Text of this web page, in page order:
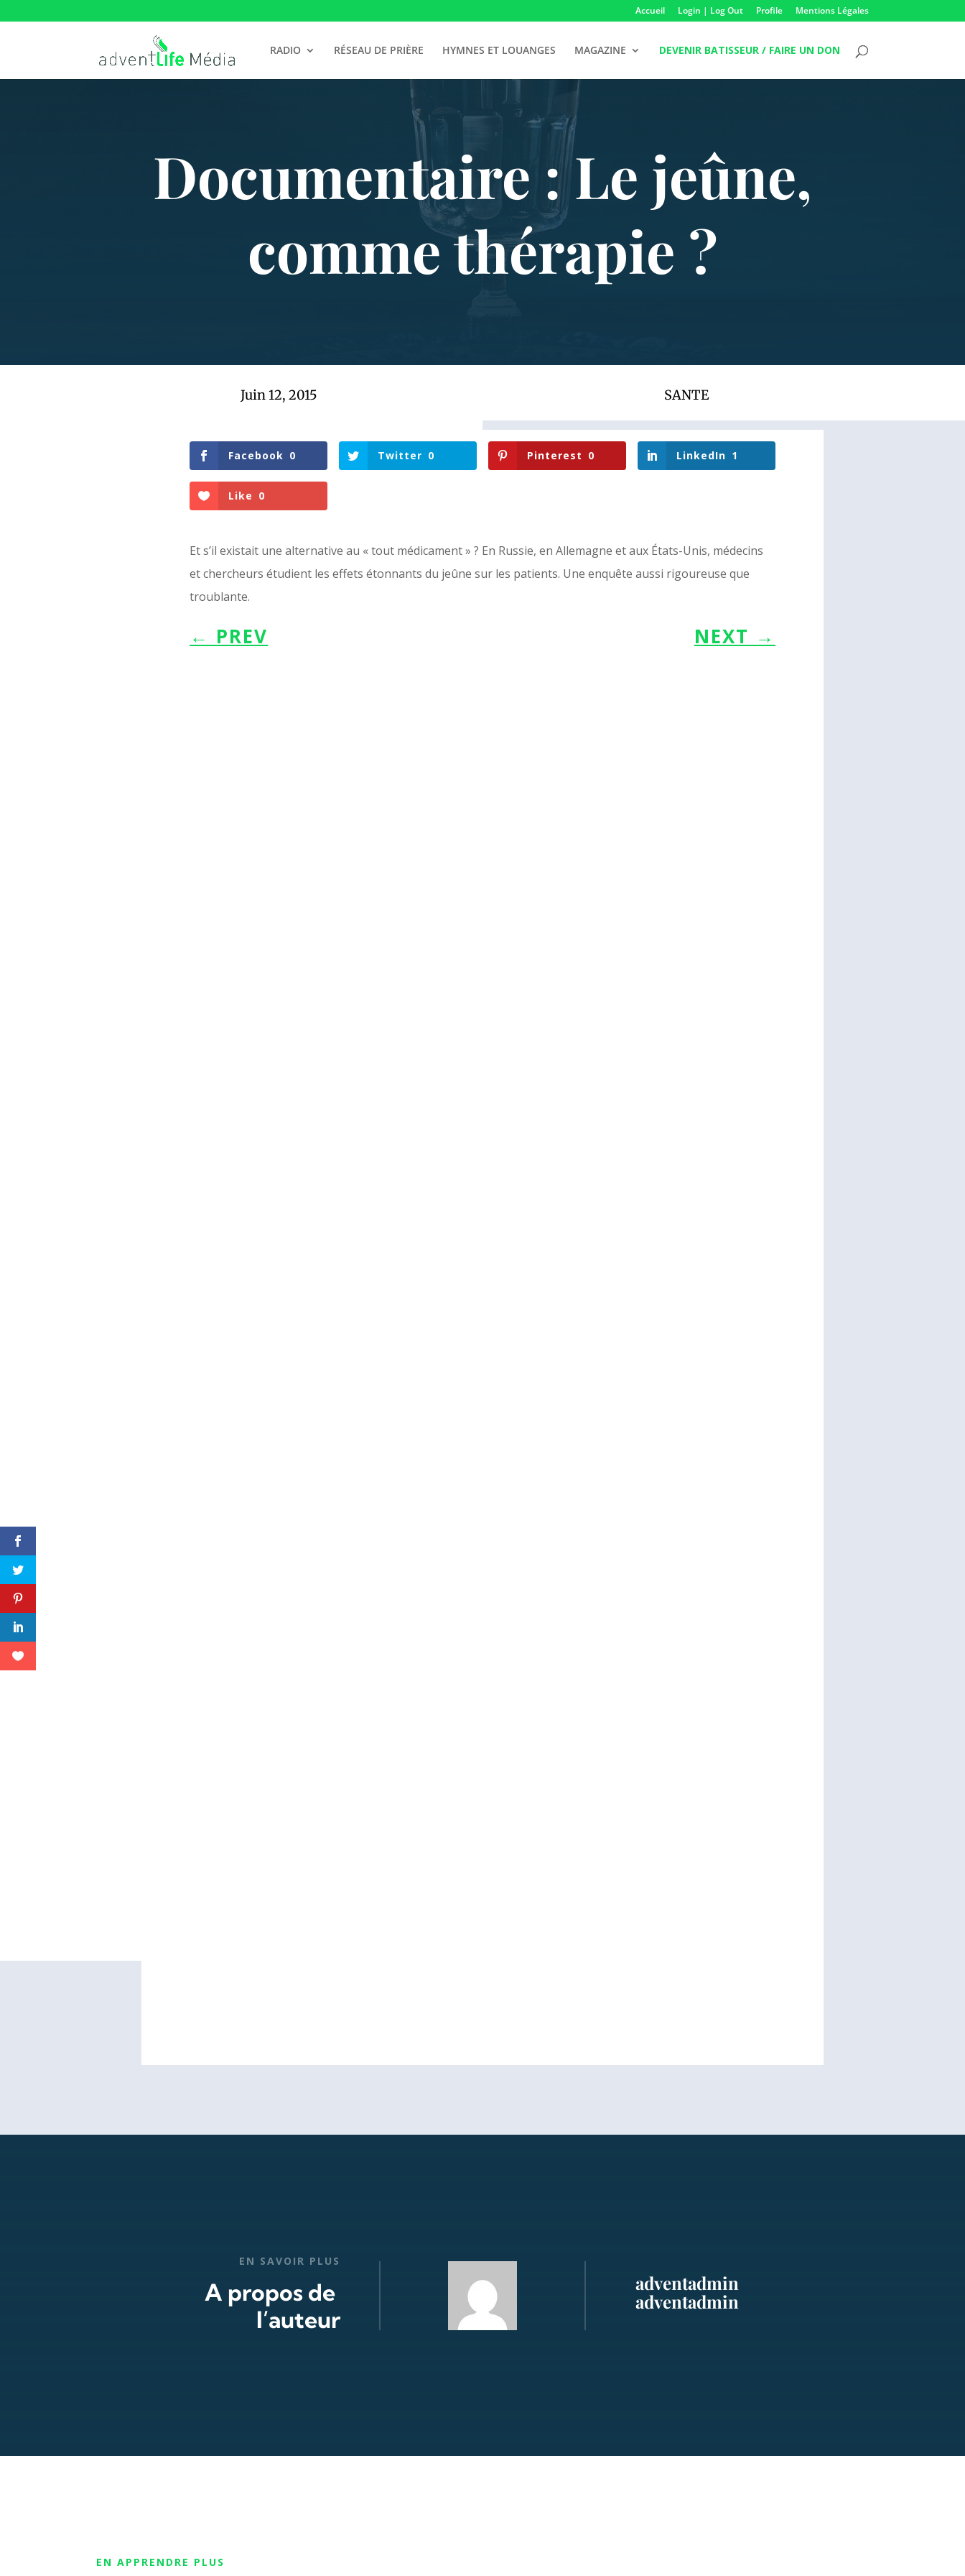
Accueil Login | Log Out Profile Mentions Légales
RADIO RÉSEAU DE PRIÈRE HYMNES ET LOUANGES MAGAZINE DEVENIR BATISSEUR / FAIRE UN DON
Documentaire : Le jeûne,
comme thérapie ?
Juin 12, 2015 SANTE
Facebook 0 Twitter 0 Pinterest 0 LinkedIn 1
Like 0
Et s’il existait une alternative au « tout médicament » ? En Russie, en Allemagne et aux États-Unis, médecins
et chercheurs étudient les effets étonnants du jeûne sur les patients. Une enquête aussi rigoureuse que
troublante.
← PREV NEXT →
EN SAVOIR PLUS
A propos de
l’auteur
adventadmin
adventadmin
EN APPRENDRE PLUS